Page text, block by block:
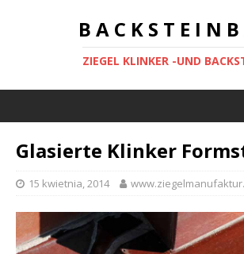
B A C K S T E I N
ZIEGEL KLINKER -UND
Glasierte Klinker
15 kwietnia, 2014